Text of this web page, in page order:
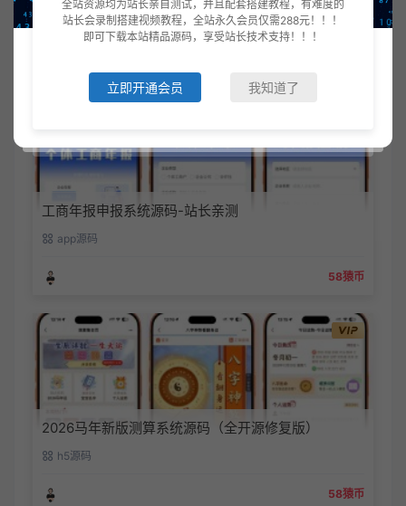
工商年报申报系统源码-站长亲测
app源码
58猿币
2026马年新版测算系统源码（全开源修复版）
h5源码
58猿币
全站资源均为站长亲自测试，并且配套搭建教程，有难度的
站长会录制搭建视频教程，全站永久会员仅需288元！！！
即可下载本站精品源码，享受站长技术支持！！！
立即开通会员 我知道了